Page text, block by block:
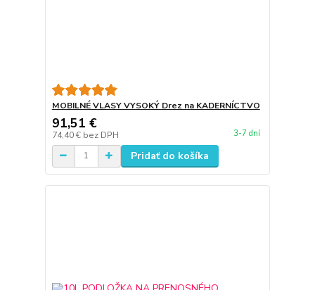
MOBILNÉ VLASY VYSOKÝ Drez na KADERNÍCTVO
91,51 €
74,40 € bez DPH 3-7 dní
Pridať do košíka